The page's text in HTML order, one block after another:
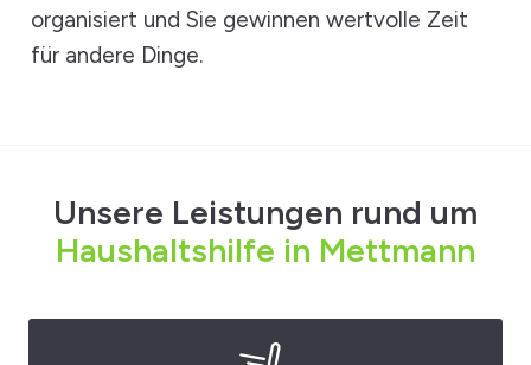
organisiert und Sie gewinnen wertvolle Zeit
für andere Dinge.
Unsere Leistungen rund um
Haushaltshilfe in Mettmann